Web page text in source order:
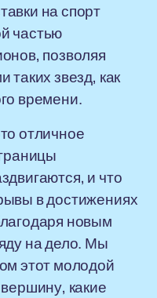
на спорт
частью
позволяя
таких звезд, как
времени.
отличное
и что
в достижениях
новым
на дело. Мы
этот молодой
какие